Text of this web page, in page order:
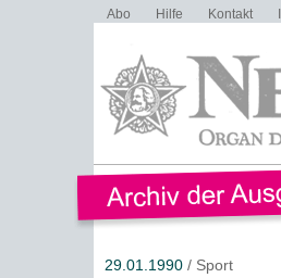
Abo Hilfe Kontakt
29.01.1990/ Sport